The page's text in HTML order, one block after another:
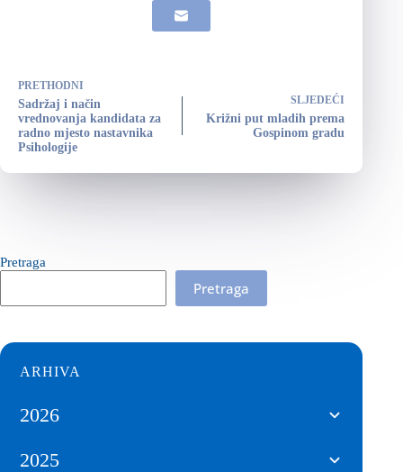
PRETHODNI
Sadržaj i način
vrednovanja kandidata za
radno mjesto nastavnika
Psihologije
SLJEDEĆI
Križni put mladih prema
Gospinom gradu
Pretraga
Pretraga
ARHIVA
2026
2025